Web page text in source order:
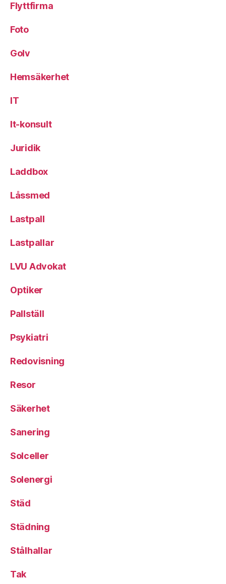
Flyttfirma
Foto
Golv
Hemsäkerhet
IT
It-konsult
Juridik
Laddbox
Låssmed
Lastpall
Lastpallar
LVU Advokat
Optiker
Pallställ
Psykiatri
Redovisning
Resor
Säkerhet
Sanering
Solceller
Solenergi
Städ
Städning
Stålhallar
Tak